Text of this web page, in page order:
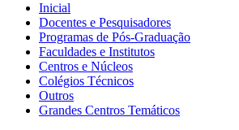
Inicial
Docentes e Pesquisadores
Programas de Pós-Graduação
Faculdades e Institutos
Centros e Núcleos
Colégios Técnicos
Outros
Grandes Centros Temáticos